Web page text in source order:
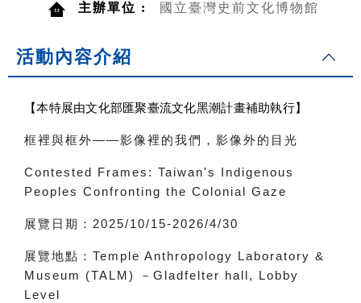
主辦單位 : 國立臺灣史前文化博物館
活動內容介紹
【本特展由文化部匯聚臺流文化黑潮計畫補助執行】
框裡與框外——影像裡的我們，影像外的目光
Contested Frames: Taiwan's Indigenous
Peoples Confronting the Colonial Gaze
展覽日期： 2025/10/15-2026/4/30
展覽地點： Temple Anthropology Laboratory &
Museum (TALM)
－ Gladfelter hall, Lobby
Level